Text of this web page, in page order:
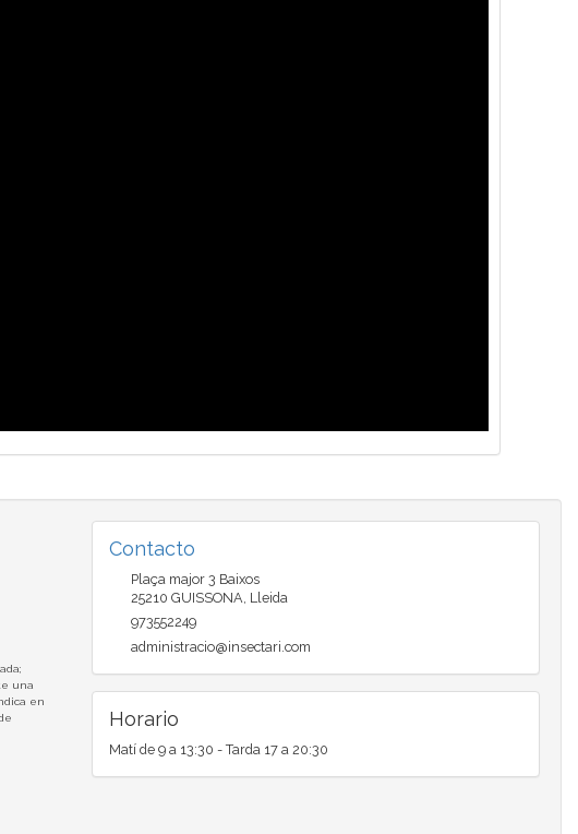
una
en
Contacto
Plaça major 3 Baixos
25210 GUISSONA Lleida
973552249
administracio@insectari.com
Horario
Matí de 9 a 13:30 - Tarda 17 a 20:30